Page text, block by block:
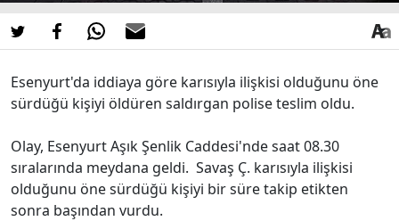
Esenyurt'da iddiaya göre karısıyla ilişkisi olduğunu öne
sürdüğü kişiyi öldüren saldırgan polise teslim oldu.
Olay, Esenyurt Aşık Şenlik Caddesi'nde saat 08.30
sıralarında meydana geldi. Savaş Ç. karısıyla ilişkisi
olduğunu öne sürdüğü kişiyi bir süre takip etikten
sonra başından vurdu.